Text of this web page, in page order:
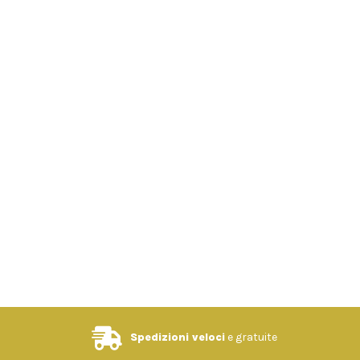
Spedizioni veloci e gratuite